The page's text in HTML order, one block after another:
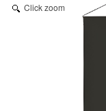
Click zoom